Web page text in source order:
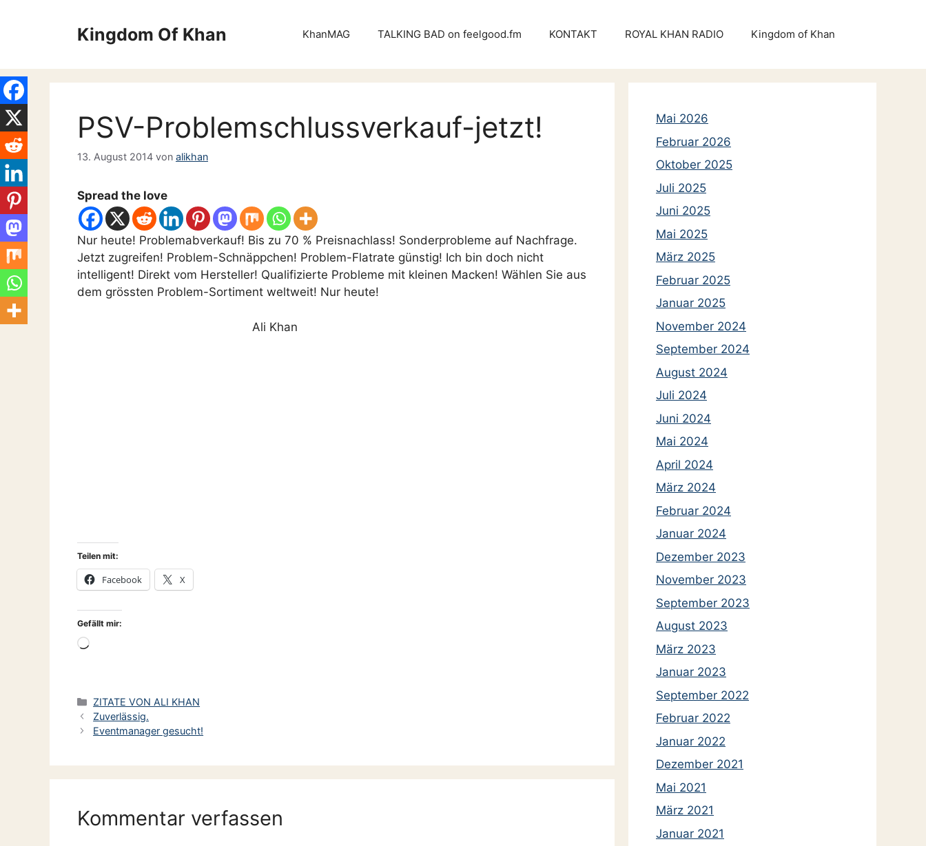
Kingdom Of Khan KhanMAG TALKING BAD on feelgood.fm KONTAKT ROYAL KHAN RADIO Kingdom of Khan
PSV-Problemschlussverkauf-jetzt!
13. August 2014 von alikhan
Spread the love
Nur heute! Problemabverkauf! Bis zu 70 % Preisnachlass! Sonderprobleme auf Nachfrage.
Jetzt zugreifen! Problem-Schnäppchen! Problem-Flatrate günstig! Ich bin doch nicht
intelligent! Direkt vom Hersteller! Qualifizierte Probleme mit kleinen Macken! Wählen Sie aus
dem grössten Problem-Sortiment weltweit! Nur heute!
Ali Khan
Teilen mit:
Facebook X
Gefällt mir:
Wird
Kategorien
ZITATE VON ALI KHAN
Zuverlässig.
Eventmanager gesucht!
Kommentar verfassen
Mai 2026
Februar 2026
Oktober 2025
Juli 2025
Juni 2025
Mai 2025
März 2025
Februar 2025
Januar 2025
November 2024
September 2024
August 2024
Juli 2024
Juni 2024
Mai 2024
April 2024
März 2024
Februar 2024
Januar 2024
Dezember 2023
November 2023
September 2023
August 2023
März 2023
Januar 2023
September 2022
Februar 2022
Januar 2022
Dezember 2021
Mai 2021
März 2021
Januar 2021